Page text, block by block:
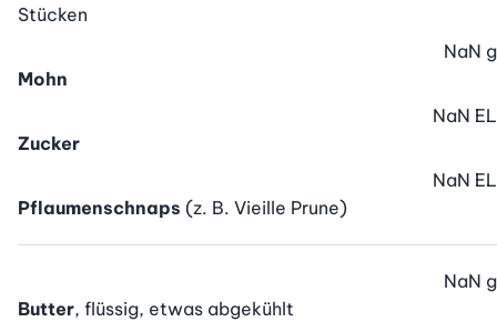
Stücken
Mohn
NaN g
Zucker
NaN EL
Pflaumenschnaps (z. B. Vieille Prune)
NaN EL
Butter, flüssig, etwas abgekühlt
NaN g